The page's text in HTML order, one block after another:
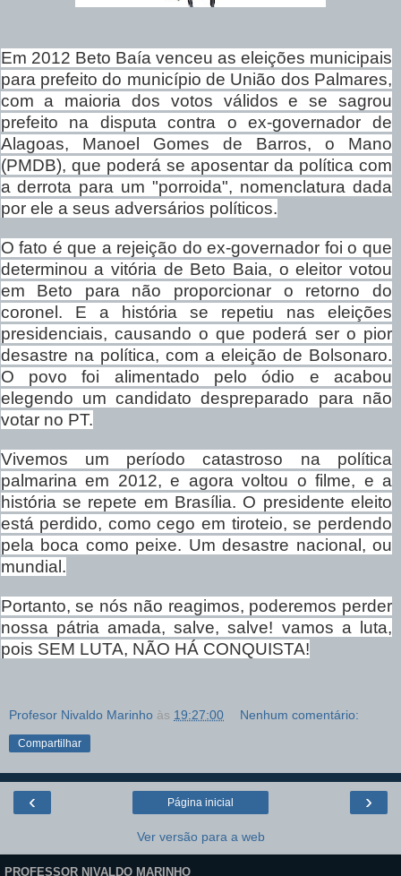
Em 2012 Beto Baía venceu as eleições municipais
para prefeito do município de União dos Palmares,
com a maioria dos votos válidos e se sagrou
prefeito na disputa contra o ex-governador de
Alagoas, Manoel Gomes de Barros, o Mano
(PMDB), que poderá se aposentar da política com
a derrota para um "porroida", nomenclatura dada
por ele a seus adversários políticos.
O fato é que a rejeição do ex-governador foi o que
determinou a vitória de Beto Baia, o eleitor votou
em Beto para não proporcionar o retorno do
coronel. E a história se repetiu nas eleições
presidenciais, causando o que poderá ser o pior
desastre na política, com a eleição de Bolsonaro.
O povo foi alimentado pelo ódio e acabou
elegendo um candidato despreparado para não
votar no PT.
Vivemos um período catastroso na política
palmarina em 2012, e agora voltou o filme, e a
história se repete em Brasília. O presidente eleito
está perdido, como cego em tiroteio, se perdendo
pela boca como peixe. Um desastre nacional, ou
mundial.
Portanto, se nós não reagimos, poderemos perder
nossa pátria amada, salve, salve! vamos a luta,
pois SEM LUTA, NÃO HÁ CONQUISTA!
Profesor Nivaldo Marinho às 19:27:00 Nenhum comentário:
Compartilhar
‹ ›
Página inicial
Ver versão para a web
PROFESSOR NIVALDO MARINHO